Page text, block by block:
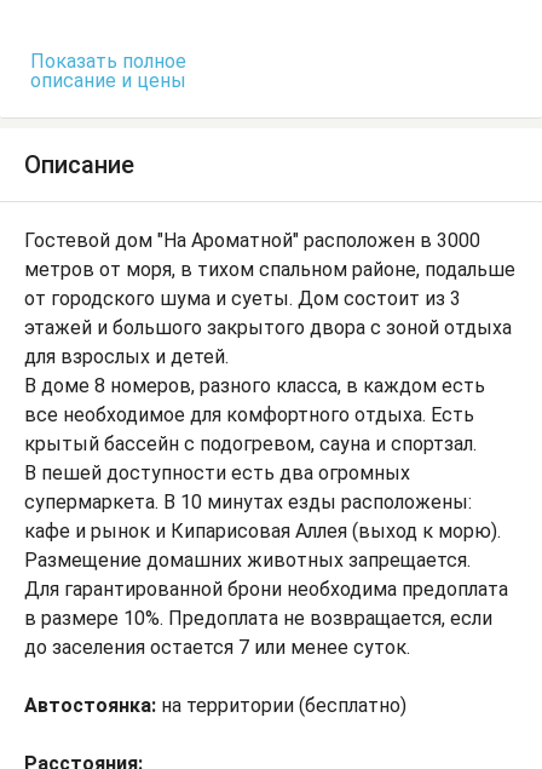
Показать полное
описание и цены
Описание
Гостевой дом "На Ароматной" расположен в 3000
метров от моря, в тихом спальном районе, подальше
от городского шума и суеты. Дом состоит из 3
этажей и большого закрытого двора с зоной отдыха
для взрослых и детей.
В доме 8 номеров, разного класса, в каждом есть
все необходимое для комфортного отдыха. Есть
крытый бассейн с подогревом, сауна и спортзал.
В пешей доступности есть два огромных
супермаркета. В 10 минутах езды расположены:
кафе и рынок и Кипарисовая Аллея (выход к морю).
Размещение домашних животных запрещается.
Для гарантированной брони необходима предоплата
в размере 10%. Предоплата не возвращается, если
до заселения остается 7 или менее суток.
Автостоянка: на территории (бесплатно)
Расстояния: